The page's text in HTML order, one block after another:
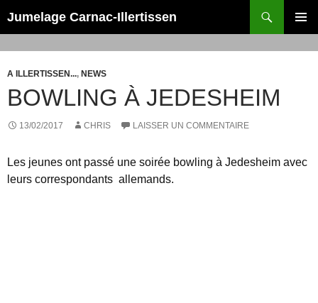
Jumelage Carnac-Illertissen
A ILLERTISSEN..., NEWS
BOWLING À JEDESHEIM
13/02/2017 CHRIS LAISSER UN COMMENTAIRE
Les jeunes ont passé une soirée bowling à Jedesheim avec
leurs correspondants allemands.